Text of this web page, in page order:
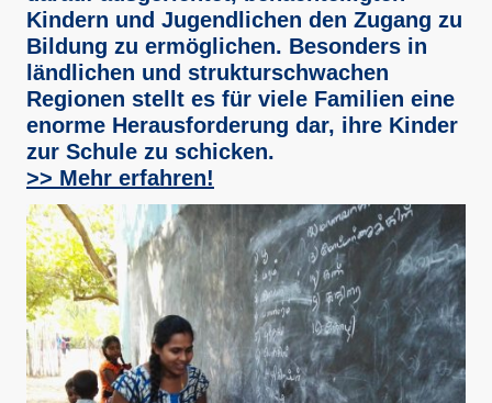
Kindern und Jugendlichen den Zugang zu
Bildung zu ermöglichen. Besonders in
ländlichen und strukturschwachen
Regionen stellt es für viele Familien eine
enorme Herausforderung dar, ihre Kinder
zur Schule zu schicken.
>> Mehr erfahren!